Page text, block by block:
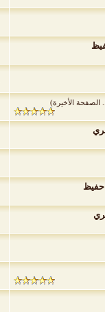
الصفحة الأخيرة)